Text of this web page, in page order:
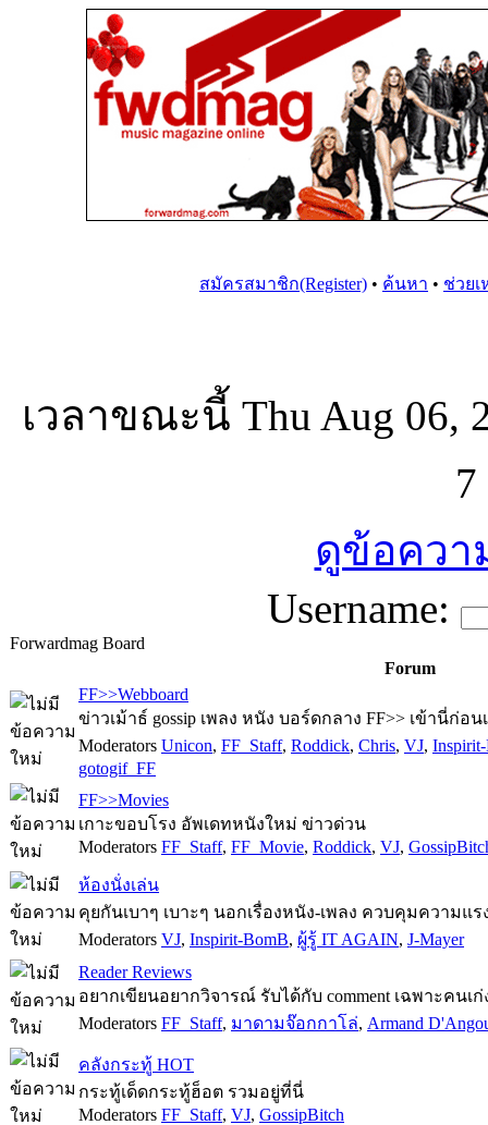
สมัครสมาชิก(Register) • ค้นหา • ช่วยเ
เวลาขณะนี้ Thu Aug 06,
ดูข้อควา
Username:
Forwardmag Board
Forum
FF>>Webboard
ข่าวเม้าธ์ gossip เพลง หนัง บอร์ดกลาง FF>> เข้านี่ก่อน
Moderators Unicon, FF_Staff, Roddick, Chris, VJ,
gotogif_FF
FF>>Movies
เกาะขอบโรง อัพเดทหนังใหม่ ข่าวด่วน
Moderators FF_Staff, FF_Movie, Roddick, VJ,
ห้องนั่งเล่น
คุยกันเบาๆ เบาะๆ นอกเรื่องหนัง-เพลง ควบคุมความแร
Moderators VJ, Inspirit-BomB, ผู้รู้ IT AGAIN, J-Mayer
Reader Reviews
อยากเขียนอยากวิจารณ์ รับได้กับ comment เฉพาะคนเ
Moderators FF_Staff, มาดามจ๊อกกาโล่, Armand
คลังกระทู้ HOT
กระทู้เด็ดกระทู้ฮ็อต รวมอยู่ที่นี่
Moderators FF_Staff, VJ, GossipBitch